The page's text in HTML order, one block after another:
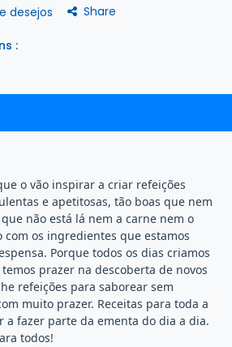
desejos Share
:
o vão inspirar a criar refeições
e apetitosas, tão boas que nem
não está lá nem a carne nem o
com os ingredientes que estamos
Porque todos os dias criamos
prazer na descoberta de novos
refeições para saborear sem
muito prazer. Receitas para toda a
a fazer parte da ementa do dia a dia.
todos!